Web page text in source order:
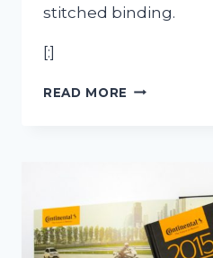
stitched binding.
[:]
READ MORE [:PT]AGENDA